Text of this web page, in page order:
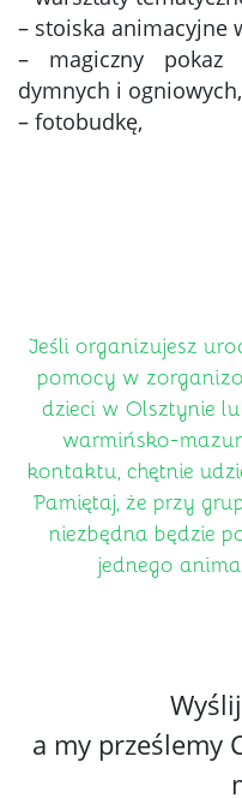
– stoiska animacyjne
– magiczny
dymnych i ogniowych,
– fotobudkę,
Jeśli organizujesz
pomocy w
dzieci w Olsztynie
warmińsko-
kontaktu, chętnie
Pamiętaj, że przy
niezbędna będzie
jednego
a my prześlemy